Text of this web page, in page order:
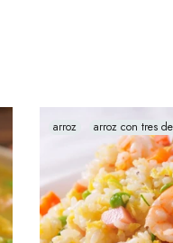
arroz arroz con tres